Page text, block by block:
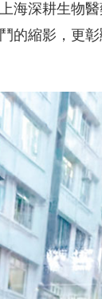
海深耕生物
的縮影，更